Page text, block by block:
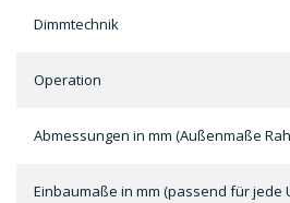
Dimmtechnik
Operation
Abmessungen in mm (Außenmaße
Einbaumaße in mm (passend für jede